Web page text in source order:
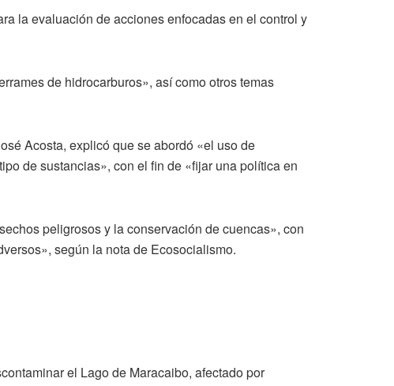
la evaluación de acciones enfocadas en el control y
de hidrocarburos», así como otros temas
Acosta, explicó que se abordó «el uso de
de sustancias», con el fin de «fijar una política en
peligrosos y la conservación de cuencas», con
según la nota de Ecosocialismo.
el Lago de Maracaibo, afectado por